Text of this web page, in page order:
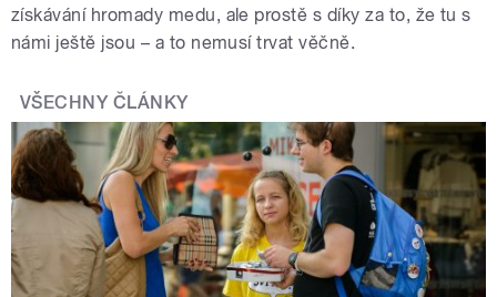
získávání hromady medu, ale prostě s díky za to, že tu s
námi ještě jsou – a to nemusí trvat věčně.
VŠECHNY ČLÁNKY